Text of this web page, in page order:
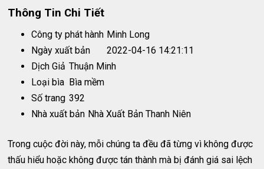
Thông Tin Chi Tiết
Công ty phát hành Minh Long
Ngày xuất bản
2022-04-16 14:21:11
Dịch Giả Thuận Minh
Loại bìa Bìa mềm
Số trang 392
Nhà xuất bản Nhà Xuất Bản Thanh Niên
Trong cuộc đời này, mỗi chúng ta đều đã từng vì không được
thấu hiểu hoặc không được tán thành mà bị đánh giá sai lệch